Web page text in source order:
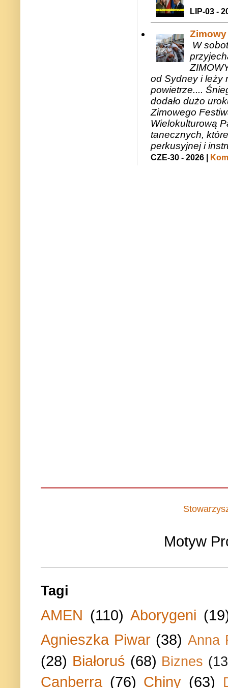
LIP-03 -
W
od Sydney i leży
powietrze....
dodało dużo
Zimowego
Wielokulturową
tanecznych,
perkusyjnej i
CZE-30 - 2026 |
Motyw
Tagi
AMEN (110) Aborygeni
Agnieszka Piwar (38) Anna
(28) Białoruś (68) Biznes
Canberra (76) Chiny (63)